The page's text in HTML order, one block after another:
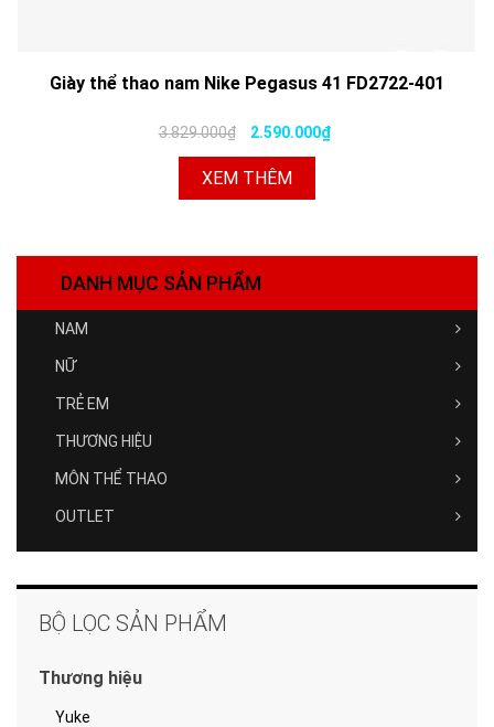
Giày thể thao nam Nike Pegasus 41 FD2722-401
3.829.000₫ 2.590.000₫
XEM THÊM
DANH MỤC SẢN PHẨM
NAM
NỮ
TRẺ EM
THƯƠNG HIỆU
MÔN THỂ THAO
OUTLET
BỘ LỌC SẢN PHẨM
Thương hiệu
Yuke